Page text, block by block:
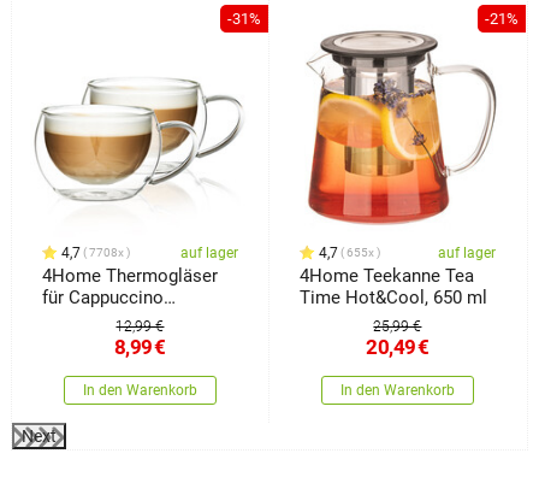
-31%
4,7 7708x auf lager
4Home Thermogläser
für Cappuccino
Hot&Cool 280 ml, 2
12,99 €
8,99€
In den Warenkorb
-21%
4,7 655x auf lager
4Home Teekanne Tea
Time Hot&Cool, 650 ml
25,99 €
20,49€
In den Warenkorb
Next